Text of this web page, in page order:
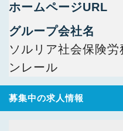
ホームページURL
グループ会社名
ソルリア社会保険
ンレール
募集中の求人情報